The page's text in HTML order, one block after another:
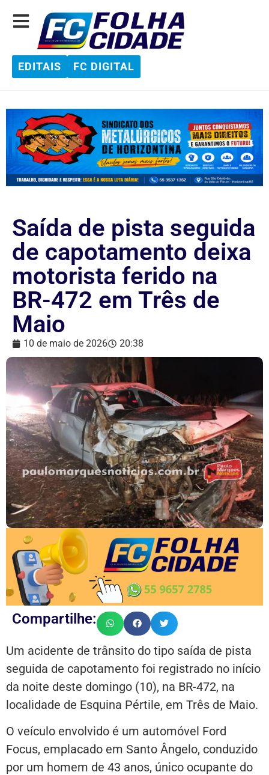
EDITAIS FC DIGITAL
Saída de pista seguida
de capotamento deixa
motorista ferido na
BR-472 em Três de
Maio
10 de maio de 2026 20:38
Compartilhe:
Um acidente de trânsito do tipo saída de pista
seguida de capotamento foi registrado no início
da noite deste domingo (10), na BR-472, na
localidade de Esquina Pértile, em Três de Maio.
O veículo envolvido é um automóvel Ford
Focus, emplacado em Santo Ângelo, conduzido
por um homem de 43 anos, único ocupante do